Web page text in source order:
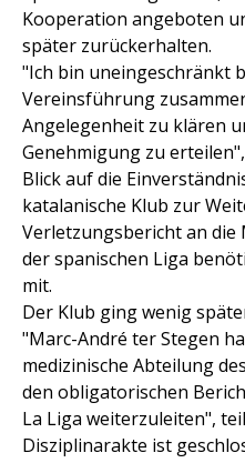
Kooperation angeboten
später zurückerhalten.
"Ich bin uneingeschränkt
Vereinsführung
Angelegenheit zu klären
Genehmigung zu
Blick auf die
katalanische Klub zur
Verletzungsbericht an die
der spanischen Liga
mit.
Der Klub ging wenig
"Marc-André ter Stegen
medizinische Abteilung
den obligatorischen
La Liga weiterzuleiten",
Disziplinarakte ist